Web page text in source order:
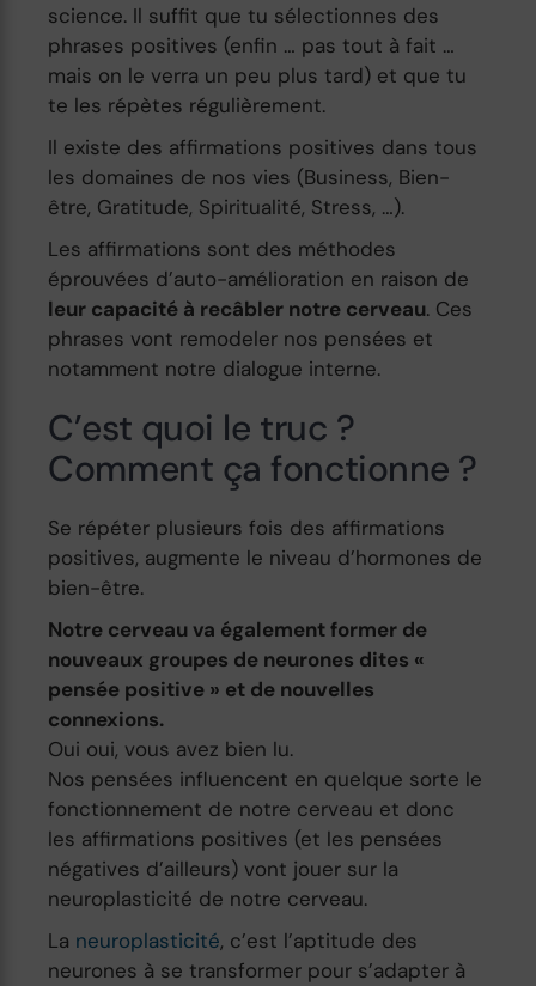
science. Il suffit que tu sélectionnes des
phrases positives (enfin … pas tout à fait …
mais on le verra un peu plus tard) et que tu
te les répètes régulièrement.
Il existe des affirmations positives dans tous
les domaines de nos vies (Business, Bien-
être, Gratitude, Spiritualité, Stress, …).
Les affirmations sont des méthodes
éprouvées d’auto-amélioration en raison de
leur capacité à recâbler notre cerveau. Ces
phrases vont remodeler nos pensées et
notamment notre dialogue interne.
C’est quoi le truc ?
Comment ça fonctionne ?
Se répéter plusieurs fois des affirmations
positives, augmente le niveau d’hormones de
bien-être.
Notre cerveau va également former de
nouveaux groupes de neurones dites «
pensée positive » et de nouvelles
connexions.
Oui oui, vous avez bien lu.
Nos pensées influencent en quelque sorte le
fonctionnement de notre cerveau et donc
les affirmations positives (et les pensées
négatives d’ailleurs) vont jouer sur la
neuroplasticité de notre cerveau.
La neuroplasticité, c’est l’aptitude des
neurones à se transformer pour s’adapter à